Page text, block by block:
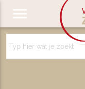
menu